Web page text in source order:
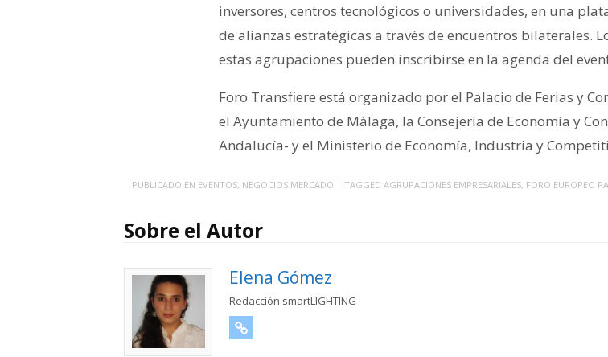
inversores, centros tecnológicos o universidades, en una
de alianzas estratégicas a través de encuentros bilaterales.
estas agrupaciones pueden inscribirse en la agenda del
Foro Transfiere está organizado por el Palacio de Ferias y
el Ayuntamiento de Málaga, la Consejería de Economía y
Andalucía- y el Ministerio de Economía, Industria y
PUBLICADO EN EVENTOS, NEGOCIOS MERCADO | TAGGED AGRUPACIONES EMPRESARIALES, FORO EUROPEO
Sobre el Autor
Elena Gómez
Redacción smartLIGHTING